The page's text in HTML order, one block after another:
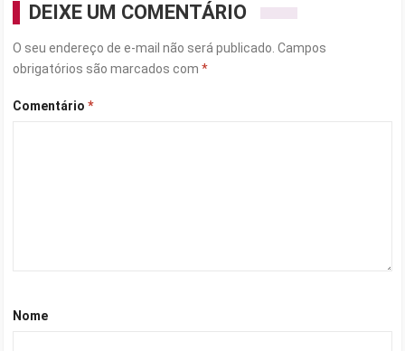
DEIXE UM COMENTÁRIO
O seu endereço de e-mail não será publicado. Campos
obrigatórios são marcados com*
Comentário*
Nome